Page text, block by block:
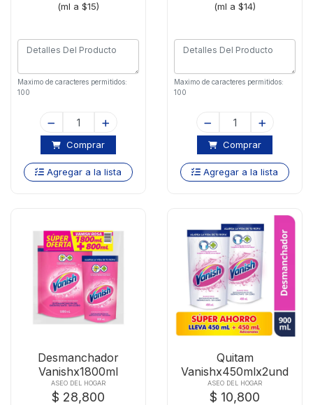
(ml a $15)
Maximo de caracteres permitidos:
100
Comprar
Agregar a la lista
(ml a $14)
Maximo de caracteres permitidos:
100
Comprar
Agregar a la lista
Desmanchador
Vanishx1800ml
Rosa+800ml Dp Rosa
ASEO DEL HOGAR
$ 28,800
Quitam
Vanishx450mlx2und
Blanco-21618
ASEO DEL HOGAR
$ 10,800